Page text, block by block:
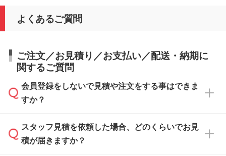
よくあるご質問
ご注文／お見積り／お支払い／配送・納期に
関するご質問
会員登録をしないで見積や注文をする事はできま
すか？
可能です。見積・注文フォームにて『ゲストの
まま進む』ボタンからお進みのうえ、ご依頼く
スタッフ見積を依頼した場合、どのくらいでお見
積が届きますか？